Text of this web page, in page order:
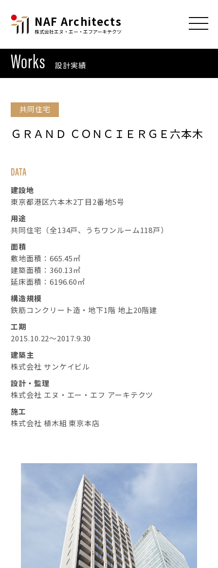
NAF Architects
株式会社エヌ・エー・エフアーキテクツ
Works 設計実績
共同住宅
ＧＲＡＮＤ ＣＯＮＣＩＥＲＧＥ六本木
DATA
建設地
東京都港区六本木2丁目2番地5号
用途
共同住宅（全134戸、うちワンルーム118戸）
面積
敷地面積：665.45㎡
建築面積：360.13㎡
延床面積：6196.60㎡
構造規模
鉄筋コンクリート造・地下1階 地上20階建
工期
2015.10.22～2017.9.30
建築主
株式会社 サンケイビル
設計・監理
株式会社 エヌ・エー・エフ アーキテクツ
施工
株式会社 植木組 東京本店